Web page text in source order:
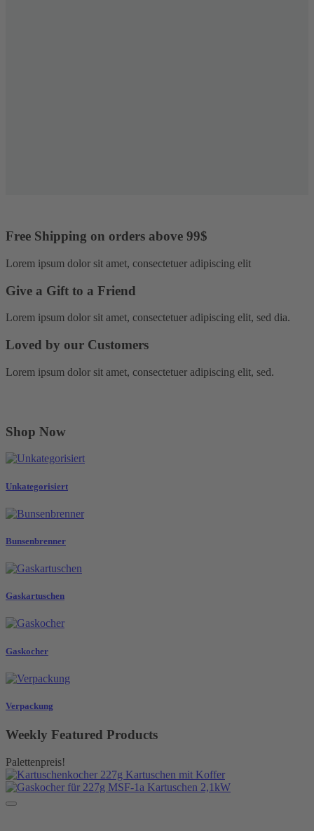
Free Shipping on orders above 99$
Lorem ipsum dolor sit amet, consectetuer adipiscing elit
Give a Gift to a Friend
Lorem ipsum dolor sit amet, consectetuer adipiscing elit, sed dia.
Loved by our Customers
Lorem ipsum dolor sit amet, consectetuer adipiscing elit, sed.
Shop Now
Unkategorisiert
Bunsenbrenner
Gaskartuschen
Gaskocher
Verpackung
Weekly Featured Products
Palettenpreis!